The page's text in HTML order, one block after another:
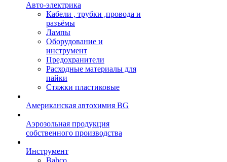
Авто-электрика
Кабели , трубки ,провода и
разъёмы
Лампы
Оборудование и
инструмент
Предохранители
Расходные материалы для
пайки
Стяжки пластиковые
Американская автохимия BG
Аэрозольная продукция
собственного производства
Инструмент
Bahco